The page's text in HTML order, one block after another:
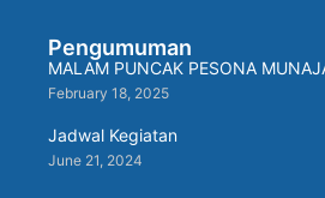
Pengumuman
MALAM PUNCAK PESONA
February 18, 2025
Jadwal Kegiatan
June 21, 2024